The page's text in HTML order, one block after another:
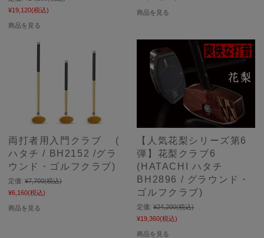
¥19,120(税込)
商品を見る
商品を見る
両打者用入門クラブ (
ハタチ / BH2152 /グラ
ウンド・ゴルフクラブ)
定価: ¥7,700(税込)
¥6,160(税込)
商品を見る
【人気花梨シリーズ第6
弾】花梨クラブ6
(HATACHI ハタチ
BH2896 / グラウンド・
ゴルフクラブ)
定価: ¥24,200(税込)
¥19,360(税込)
商品を見る